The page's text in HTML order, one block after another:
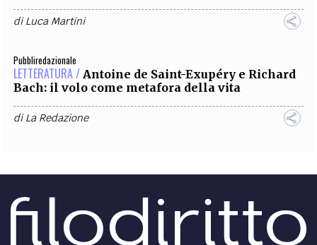
diLuca Martini
Pubbliredazionale
LETTERATURA / Antoine de Saint-Exupéry e Richard
Bach: il volo come metafora della vita
diLa Redazione